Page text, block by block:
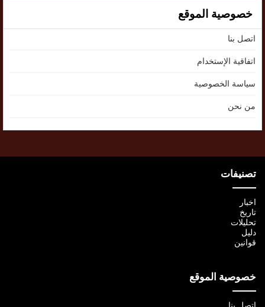
خصوصية الموقع
اتصل بنا
اتفاقية الإستخدام
سياسة الخصوصية
من نحن
تصنيفات
اخبار
تاريخ
تحليلات
دليل
قوانين
خصوصية الموقع